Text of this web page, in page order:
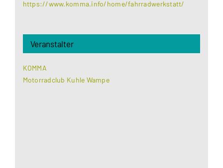
https://www.komma.info/home/fahrradwerkstatt/
Veranstalter
KOMMA
Motorradclub Kuhle Wampe